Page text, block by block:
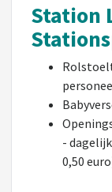
Station
-
0,50